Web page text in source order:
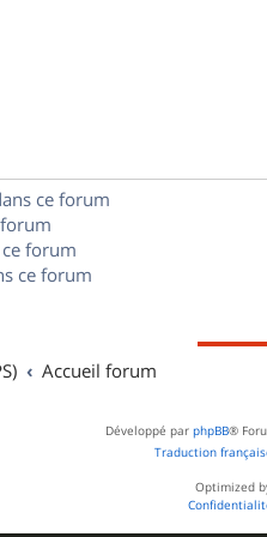
ce forum
forum
ce forum
Accueil forum
Développé par phpBB®
Traduction
Optimized